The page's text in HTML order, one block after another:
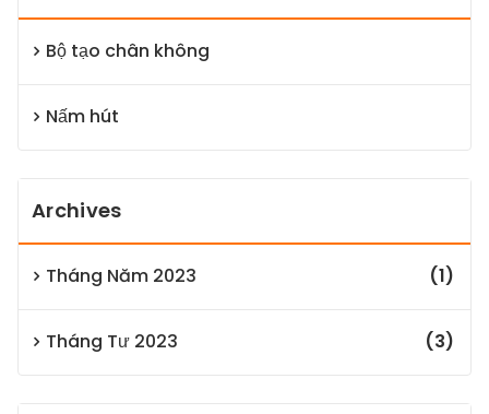
Bộ tạo chân không
Nấm hút
Archives
Tháng Năm 2023 (1)
Tháng Tư 2023 (3)